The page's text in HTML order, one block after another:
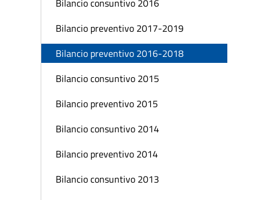
Bilancio consuntivo 2016
Bilancio preventivo 2017-2019
Bilancio preventivo 2016-2018
Bilancio consuntivo 2015
Bilancio preventivo 2015
Bilancio consuntivo 2014
Bilancio preventivo 2014
Bilancio consuntivo 2013